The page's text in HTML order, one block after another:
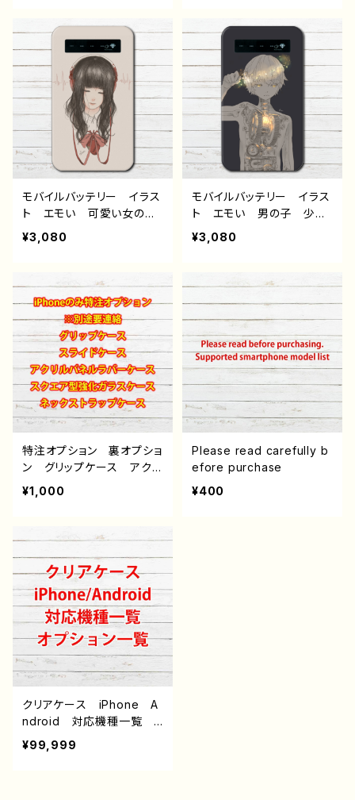
4/13/12/11 AQUOS sens
e 4 5 6 Xperia Googl
epixel Galaxy Androi
d アンドロイド ケース
おすすめ 個性的 銀髪
綺麗 美しい 人気 イラ
ストレーター クリエイタ
ー 絵師 オリジナル デ
ザイン グッズ タイトル：
夜 作：煙犹
one15/14/13/12/11 AQU
OS sense 4 5 6 Xperia
Googlepixel Android
アンドロイド ケース
おすすめ 個性的 ツイン
テール ロングヘア 綺
麗 美しい 人気 イラス
トレーター クリエイター
絵師 オリジナル デザイ
ン グッズ タイトル：ひま
わり 作：煙犹
モバイルバッテリー イラス
ト エモい 可愛い女の
子 かわいい おしゃれ
ノスタルジック おすす
い 女子 レディース 男
性 メンズ 個性的 黒
髪 ロングヘア ヘッドホ
ン 人気 イラストレータ
ー クリエイター 絵師
オリジナル デザイン グッ
ズ 充電器 タイトル：Hea
rt 作：煙犹
¥3,080
モバイルバッテリー イラス
ト エモい 男の子 少
年 白髪 かっこいい お
しゃれ おすすめ iPhone
ディース 男性 メンズ
ーター クリエイター 絵
師 オリジナル デザイ
ン グッズ 充電器 タイ
トル：充電 作：煙犹
¥3,080
特注オプション 裏オプショ
ン グリップケース アクリ
ルパネルラバーケース ス
クエア型強化ガラスケー
貨屋アリスの白うさぎ
¥1,000
Please read carefully b
efore purchase
¥400
クリアケース iPhone A
ndroid 対応機種一覧
オプション説明（iPoneの
¥99,999